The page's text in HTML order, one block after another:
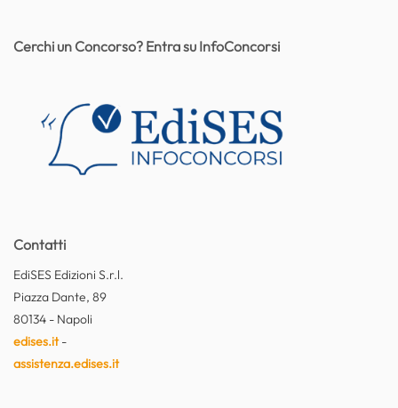
Contatti
EdiSES Edizioni S.r.l.
Piazza Dante, 89
80134 - Napoli
edises.it-
assistenza.edises.it
Cerchi un Concorso? Entra su InfoConcorsi